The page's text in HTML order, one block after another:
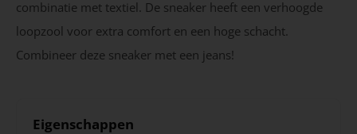
combinatie met textiel. De sneaker heeft een verhoogde
loopzool voor extra comfort en een hoge schacht.
Combineer deze sneaker met een jeans!
Eigenschappen